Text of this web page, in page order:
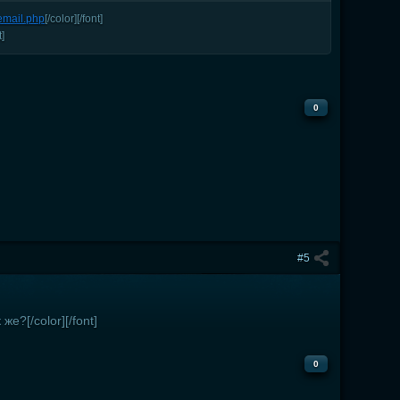
[/color][/font]
0
#5
же?[/color][/font]
0